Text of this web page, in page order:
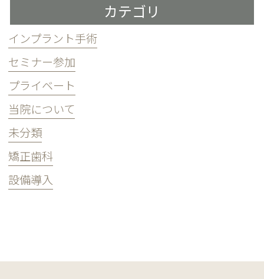
カテゴリ
インプラント手術
セミナー参加
プライベート
当院について
未分類
矯正歯科
設備導入